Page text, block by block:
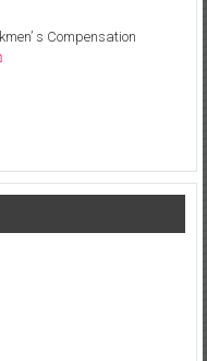
s Compensation